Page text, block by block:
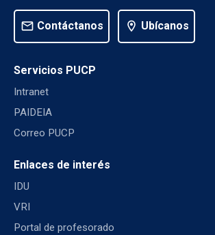
mail Contáctanos location_on Ubícanos
Servicios PUCP
Intranet
PAIDEIA
Correo PUCP
Enlaces de interés
IDU
VRI
Portal de profesorado